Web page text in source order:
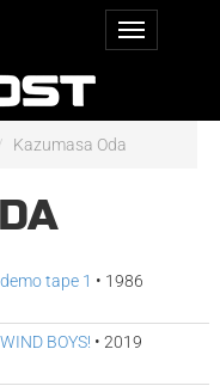
Kazumasa Oda
demo tape 1 • 1986
WIND BOYS! • 2019